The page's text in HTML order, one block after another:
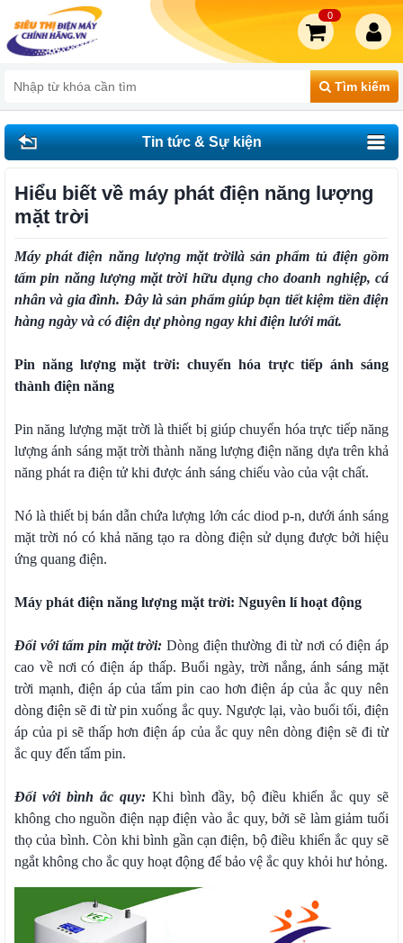
Tìm kiếm
0
Tin tức & Sự kiện
Hiểu biết về máy phát điện năng lượng
mặt trời
Máy phát điện năng lượng mặt trờilà sản phẩm tủ điện gồm
tấm pin năng lượng mặt trời hữu dụng cho doanh nghiệp, cá
nhân và gia đình. Đây là sản phẩm giúp bạn tiết kiệm tiền điện
hàng ngày và có điện dự phòng ngay khi điện lưới mất.
Pin năng lượng mặt trời: chuyển hóa trực tiếp ánh sáng
thành điện năng
Pin năng lượng mặt trời là thiết bị giúp chuyển hóa trực tiếp năng
lượng ánh sáng mặt trời thành năng lượng điện năng dựa trên khả
năng phát ra điện tử khi được ánh sáng chiếu vào của vật chất.
Nó là thiết bị bán dẫn chứa lượng lớn các diod p-n, dưới ánh sáng
mặt trời nó có khả năng tạo ra dòng điện sử dụng được bởi hiệu
ứng quang điện.
Máy phát điện năng lượng mặt trời: Nguyên lí hoạt động
Đối với tấm pin mặt trời: Dòng điện thường đi từ nơi có điện áp
cao về nơi có điện áp thấp. Buổi ngày, trời nắng, ánh sáng mặt
trời mạnh, điện áp của tấm pin cao hơn điện áp của ắc quy nên
dòng điện sẽ đi từ pin xuống ắc quy. Ngược lại, vào buổi tối, điện
áp của pi sẽ thấp hơn điện áp của ắc quy nên dòng điện sẽ đi từ
ắc quy đến tấm pin.
Đối với bình ắc quy: Khi bình đầy, bộ điều khiển ắc quy sẽ
không cho nguồn điện nạp điện vào ắc quy, bởi sẽ làm giảm tuổi
thọ của bình. Còn khi bình gần cạn điện, bộ điều khiển ắc quy sẽ
ngắt không cho ắc quy hoạt động để bảo vệ ắc quy khỏi hư hỏng.